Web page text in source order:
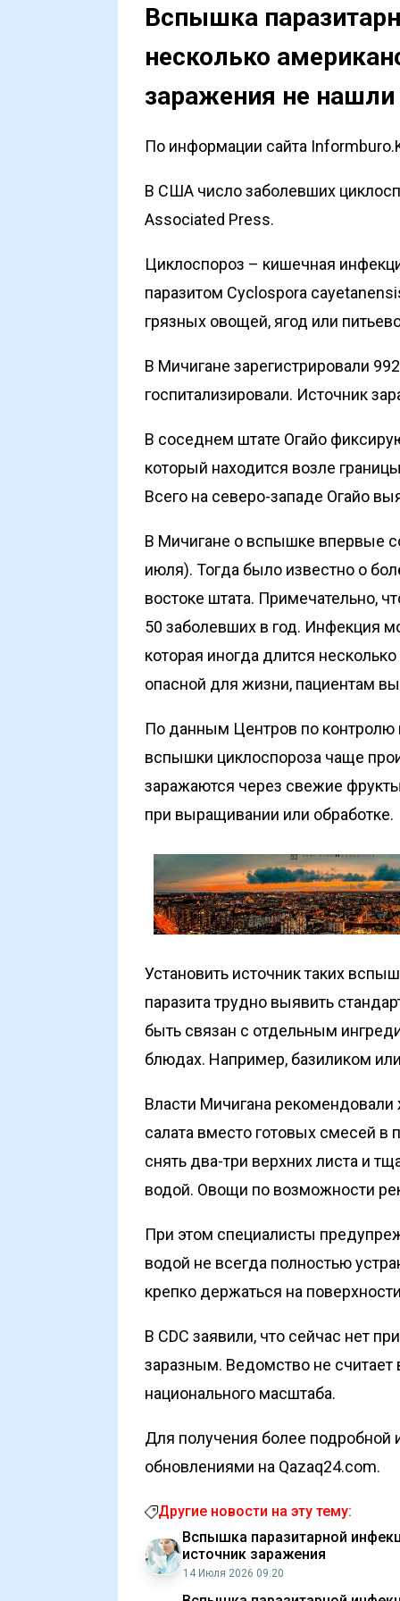
Вспышка
несколько
заражения не нашли
По информации сайта
В США число заболевших
Associated Press.
Циклоспороз – кишечная
паразитом Cyclospora
грязных овощей, ягод или
В Мичигане зарегистрировали
госпитализировали. Источник
В соседнем штате Огайо
который находится возле
Всего на северо-западе Огайо
В Мичигане о вспышке впервые
июля). Тогда было известно о
востоке штата. Примечательно,
50 заболевших в год. Инфекция
которая иногда длится
опасной для жизни, пациентам
По данным Центров по контролю
вспышки циклоспороза чаще
заражаются через свежие
при выращивании или обработке.
Установить источник таких
паразита трудно выявить
быть связан с отдельным
блюдах. Например, базиликом
Власти Мичигана
салата вместо готовых смесей в
снять два-три верхних листа и
водой. Овощи по возможности
При этом специалисты
водой не всегда полностью
крепко держаться на
В CDC заявили, что сейчас нет
заразным. Ведомство не
национального масштаба.
Для получения более подробной
обновлениями на Qazaq24.com.
Другие новости на эту тему:
Вспышка паразитарной
источник заражения
14 Июля 2026 09:20